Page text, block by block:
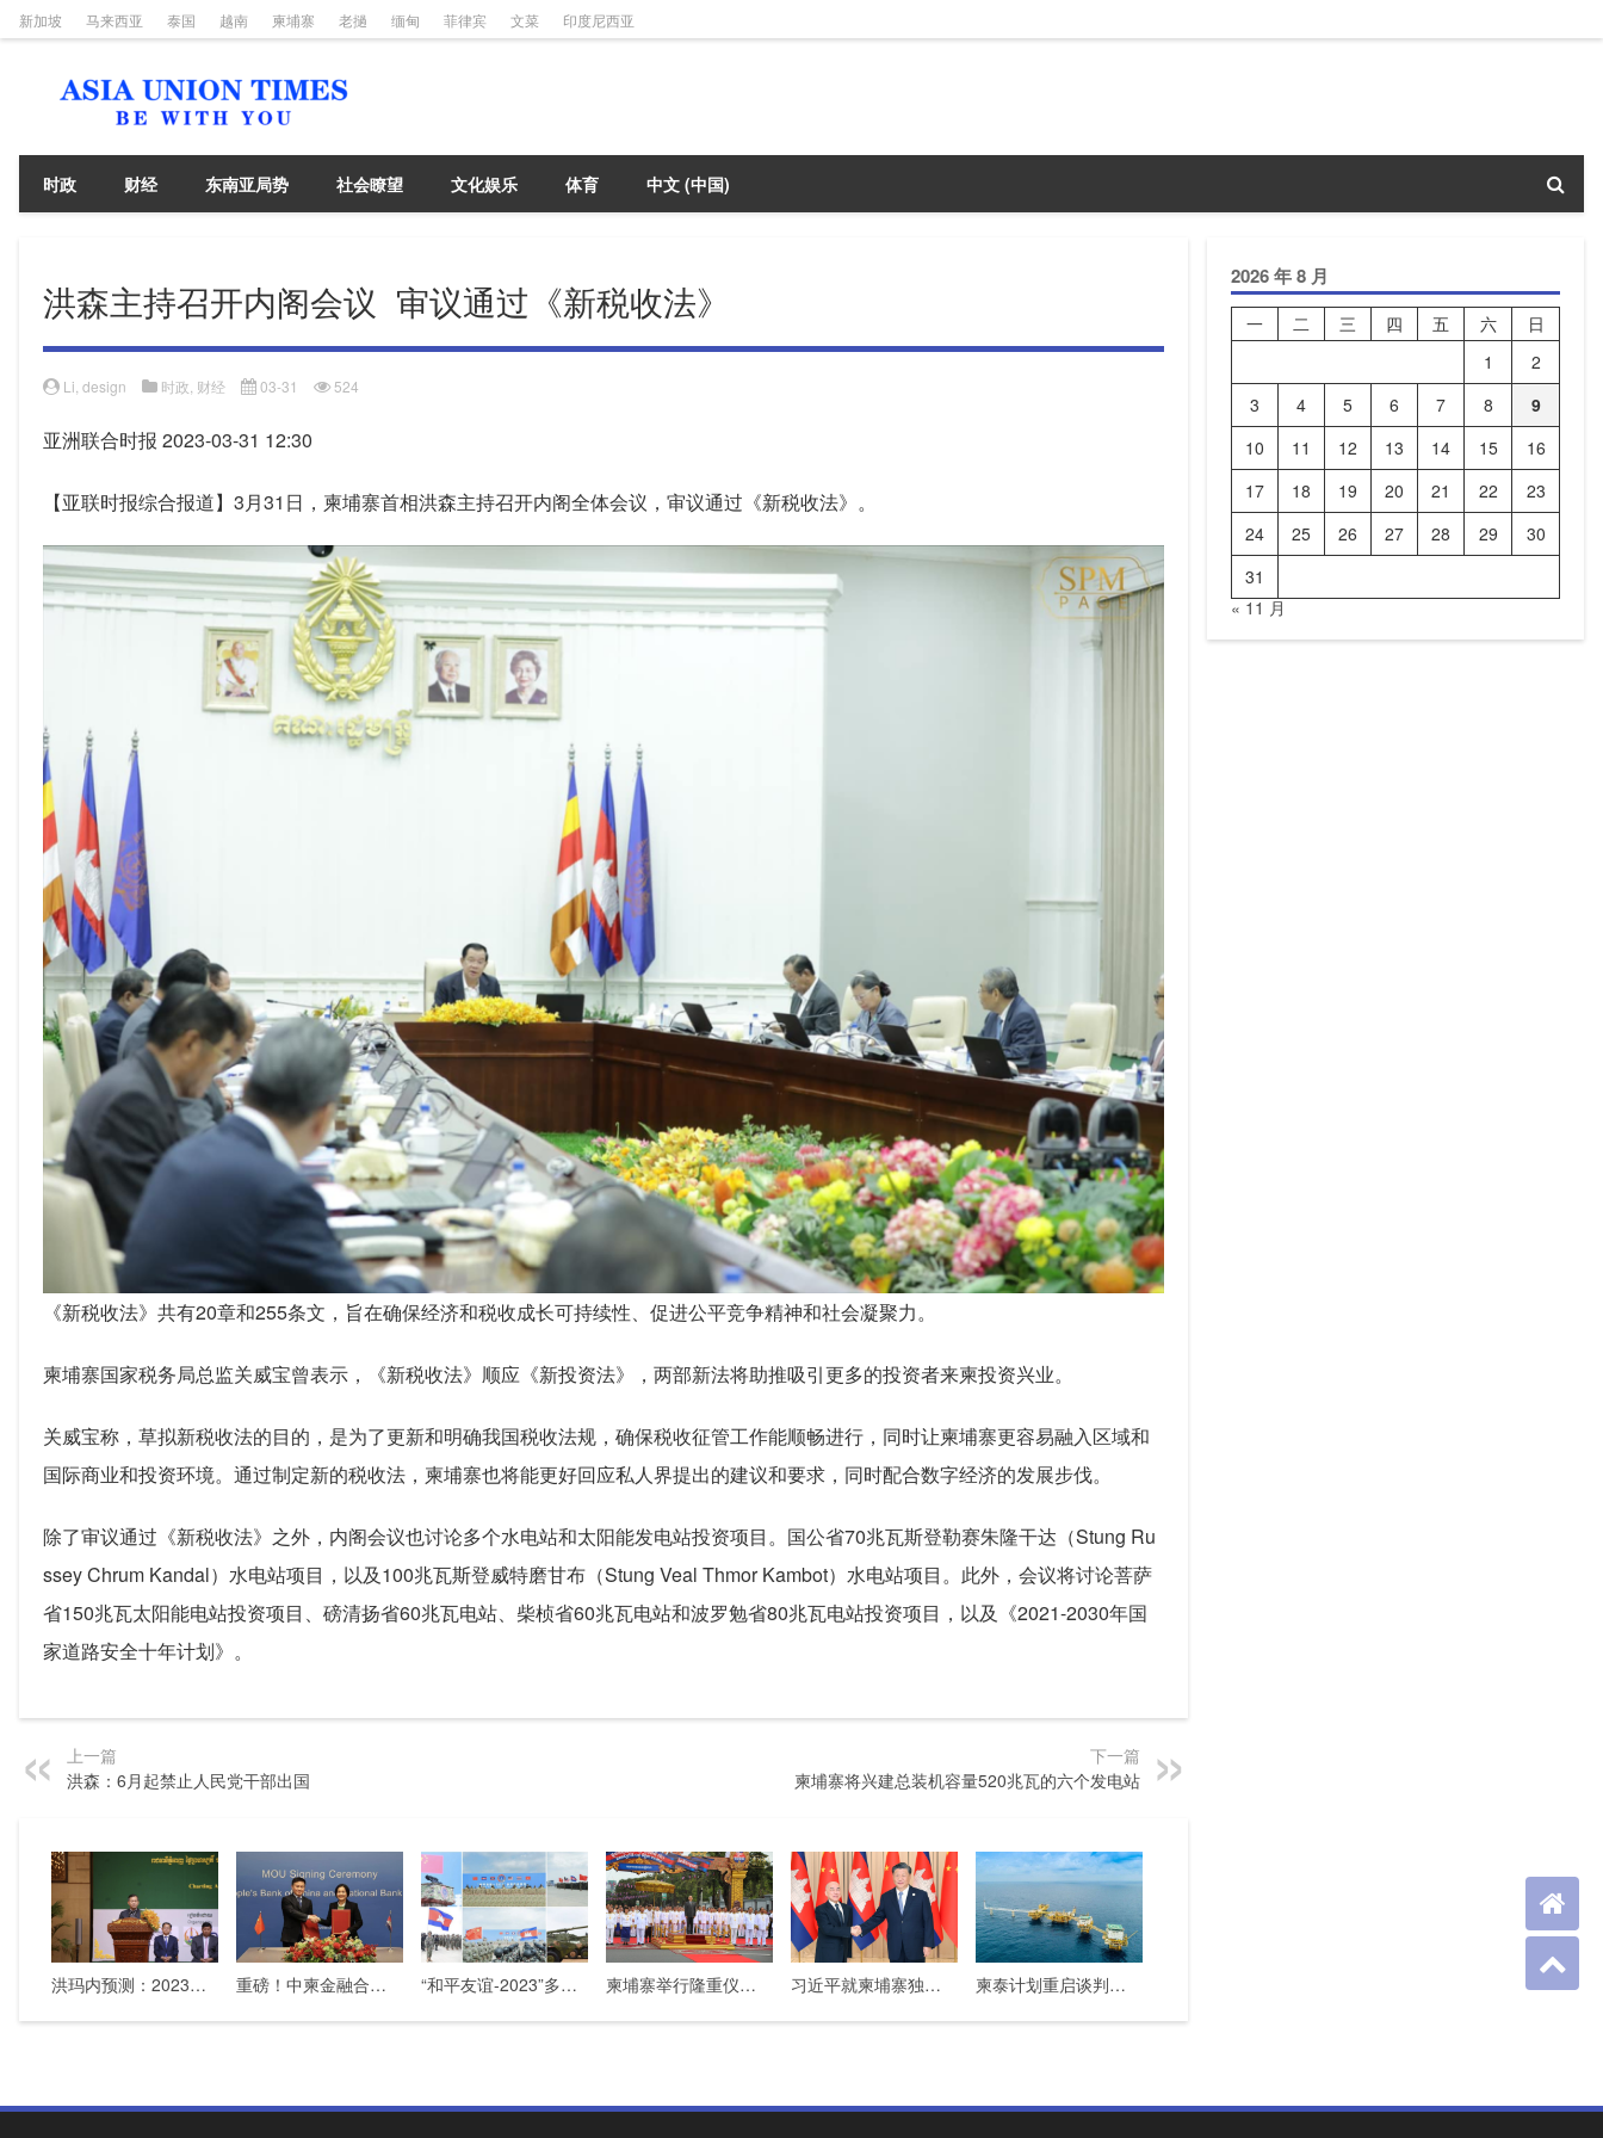
新加坡 马来西亚 泰国 越南 柬埔寨 老撾 缅甸 菲律宾 文菜 印度尼西亚
时政 财经 东南亚局势 社会瞭望 文化娱乐 体育 中文 (中国)
洪森主持召开内阁会议 审议通过《新税收法》
Li, design 时政 财经 03-31 524
亚洲联合时报 2023-03-31 12:30
【亚联时报综合报道】3月31日，柬埔寨首相洪森主持召开内阁全体会议，审议通过《新税收法》。
《新税收法》共有20章和255条文，旨在确保经济和税收成长可持续性、促进公平竞争精神和社会凝聚力。
柬埔寨国家税务局总监关威宝曾表示，《新税收法》顺应《新投资法》，两部新法将助推吸引更多的投资者来柬投资兴业。
关威宝称，草拟新税收法的目的，是为了更新和明确我国税收法规，确保税收征管工作能顺畅进行，同时让柬埔寨更容易融入区域和
国际商业和投资环境。通过制定新的税收法，柬埔寨也将能更好回应私人界提出的建议和要求，同时配合数字经济的发展步伐。
除了审议通过《新税收法》之外，内阁会议也讨论多个水电站和太阳能发电站投资项目。国公省70兆瓦斯登勒赛朱隆干达（Stung Ru
ssey Chrum Kandal）水电站项目，以及100兆瓦斯登威特磨甘布（Stung Veal Thmor Kambot）水电站项目。此外，会议将讨论菩萨
省150兆瓦太阳能电站投资项目、磅清扬省60兆瓦电站、柴桢省60兆瓦电站和波罗勉省80兆瓦电站投资项目，以及《2021-2030年国
家道路安全十年计划》。
上一篇
洪森：6月起禁止人民党干部出国
下一篇
柬埔寨将兴建总装机容量520兆瓦的六个发电站
洪玛内预测：2023年柬埔寨的经济增长率将达到5.6% 重磅！中柬金融合作再升级，签署人民币清算合作备忘录 “和平友谊-2023”多国联合演习圆满落幕 柬埔寨举行隆重仪式庆祝独立70周年 习近平就柬埔寨独立70周年向西哈莫尼国王致贺电 柬泰计划重启谈判联合开采重叠海域资源
2026 年 8 月
一 二 三 四 五 六
日
1
2
3
4 5 6 7 8
9
10
11 12 13 14 15
16
17
18 19 20 21 22
23
24
25 26 27 28 29
30
31
« 11 月